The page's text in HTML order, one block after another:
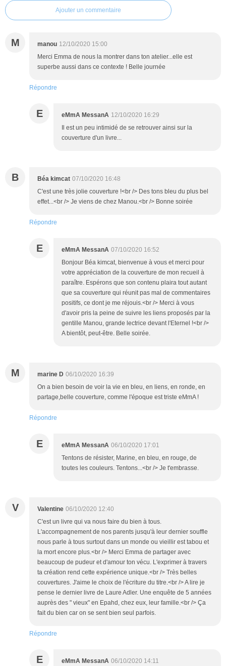
Ajouter un commentaire
M manou 12/10/2020 15:00
Merci Emma de nous la montrer dans ton atelier...elle est
superbe aussi dans ce contexte ! Belle journée
Répondre
E eMmA MessanA 12/10/2020 16:29
Il est un peu intimidé de se retrouver ainsi sur la
couverture d'un livre...
B Béa kimcat 07/10/2020 16:48
C'est une très jolie couverture !<br /> Des tons bleu du plus bel
effet...<br /> Je viens de chez Manou.<br /> Bonne soirée
Répondre
E eMmA MessanA 07/10/2020 16:52
Bonjour Béa kimcat, bienvenue à vous et merci pour
votre appréciation de la couverture de mon recueil à
paraître. Espérons que son contenu plaira tout autant
que sa couverture qui réunit pas mal de commentaires
positifs, ce dont je me réjouis.<br /> Merci à vous
d'avoir pris la peine de suivre les liens proposés par la
gentille Manou, grande lectrice devant l'Eternel !<br />
A bientôt, peut-être. Belle soirée.
M marine D 06/10/2020 16:39
On a bien besoin de voir la vie en bleu, en liens, en ronde, en
partage,belle couverture, comme l'époque est triste eMmA !
Répondre
E eMmA MessanA 06/10/2020 17:01
Tentons de résister, Marine, en bleu, en rouge, de
toutes les couleurs. Tentons...<br /> Je t'embrasse.
V Valentine 06/10/2020 12:40
C'est un livre qui va nous faire du bien à tous.
L'accompagnement de nos parents jusqu'à leur dernier souffle
nous parle à tous surtout dans un monde ou vieillir est tabou et
la mort encore plus.<br /> Merci Emma de partager avec
beaucoup de pudeur et d'amour ton vécu. L'exprimer à travers
ta création rend cette expérience unique.<br /> Très belles
couvertures. J'aime le choix de l'écriture du titre.<br /> A lire je
pense le dernier livre de Laure Adler. Une enquête de 5 années
auprès des " vieux" en Epahd, chez eux, leur famille.<br /> Ça
fait du bien car on se sent bien seul parfois.
Répondre
E eMmA MessanA 06/10/2020 14:11